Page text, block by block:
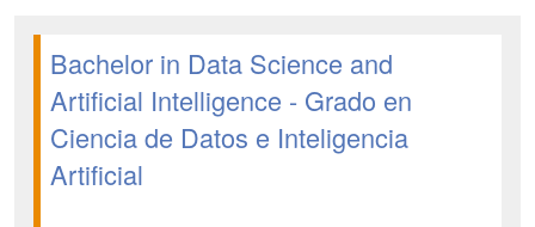
Bachelor in Data Science and
Artificial Intelligence - Grado en
Ciencia de Datos e Inteligencia
Artificial